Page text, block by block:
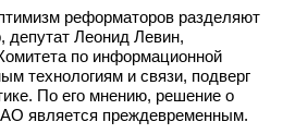
реформаторов разделяют
депутат Леонид Левин,
по информационной
технологиям и связи, подверг
По его мнению, решение о
является преждевременным.